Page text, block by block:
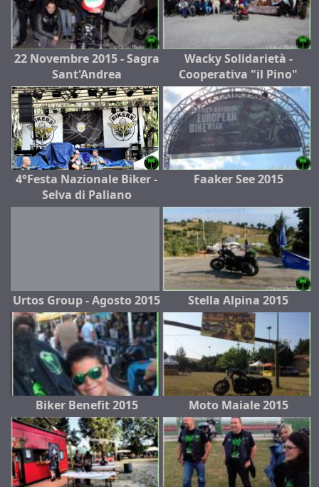
22 Novembre 2015 - Sagra
Sant'Andrea
Wacky Solidarietà -
Cooperativa "il Pino"
4°Festa Nazionale Biker -
Selva di Paliano
Faaker See 2015
Urtos Group - Agosto 2015 Stella Alpina 2015
Biker Benefit 2015 Moto Maiale 2015